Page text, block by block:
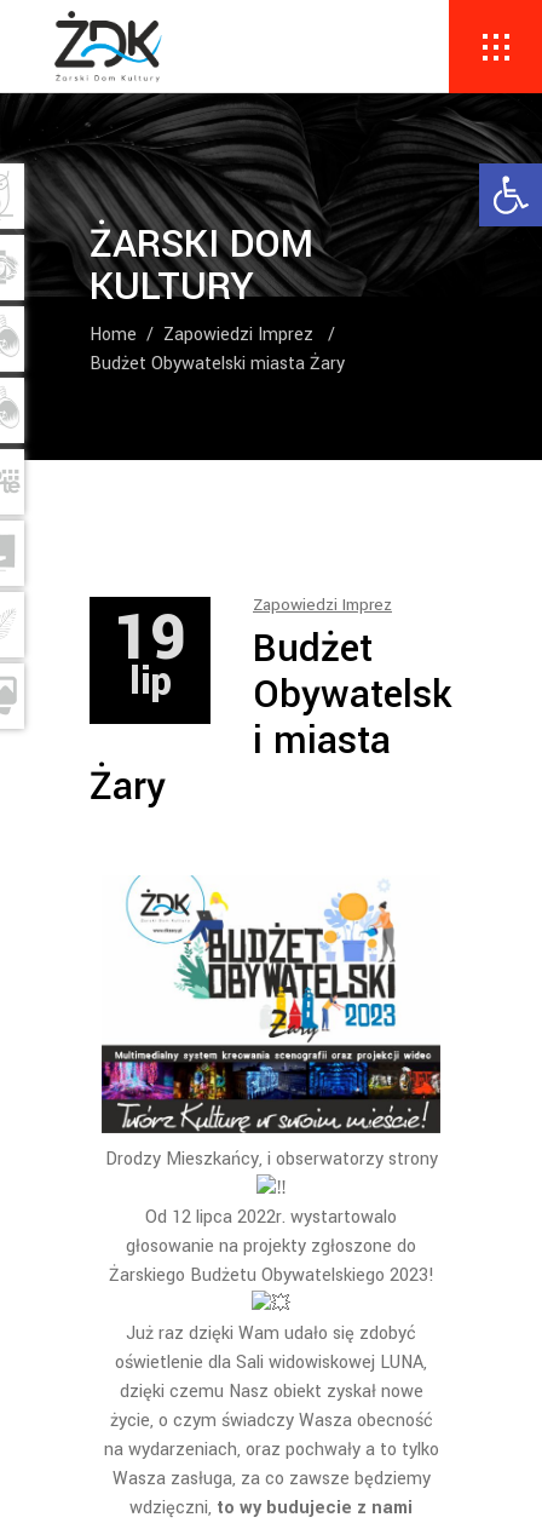
ŻARSKI DOM
KULTURY
Home / Zapowiedzi Imprez
/
Budżet Obywatelski miasta Żary
19
lip
Zapowiedzi Imprez
Budżet
Obywatelsk
i miasta
Żary
Drodzy Mieszkańcy, i obserwatorzy strony
Od 12 lipca 2022r. wystartowalo
głosowanie na projekty zgłoszone do
Żarskiego Budżetu Obywatelskiego 2023!
Już raz dzięki Wam udało się zdobyć
oświetlenie dla Sali widowiskowej LUNA,
dzięki czemu Nasz obiekt zyskał nowe
życie, o czym świadczy Wasza obecność
na wydarzeniach, oraz pochwały a to tylko
Wasza zasługa, za co zawsze będziemy
wdzięczni, to wy budujecie z nami